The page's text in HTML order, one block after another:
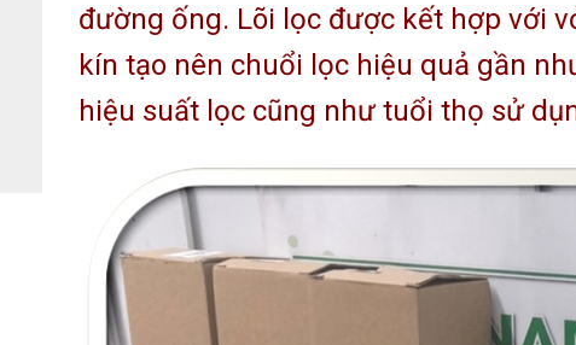
đường ống. Lõi lọc được kết hợp với
kín tạo nên chuổi lọc hiệu quả gần
hiệu suất lọc cũng như tuổi thọ sử